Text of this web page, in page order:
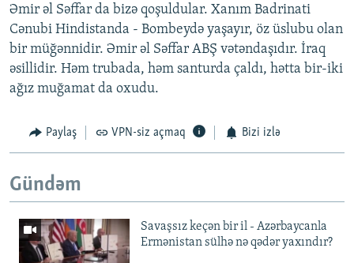
Əmir əl Səffar da bizə qoşuldular. Xanım Badrinati
Cənubi Hindistanda - Bombeydə yaşayır, öz üslubu olan
bir müğənnidir. Əmir əl Səffar ABŞ vətəndaşıdır. İraq
əsillidir. Həm trubada, həm santurda çaldı, hətta bir-iki
ağız muğamat da oxudu.
Paylaş VPN-siz açmaq Bizi izlə
Gündəm
Savaşsız keçən bir il - Azərbaycanla
Ermənistan sülhə nə qədər yaxındır?